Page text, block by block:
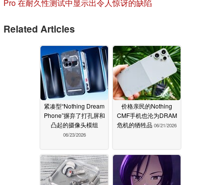
Pro 在耐久性测试中显示出令人惊讶的缺陷
Related Articles
紧凑型“Nothing Dream
Phone”摒弃了打孔屏和
凸起的摄像头模组
06/23/2026
价格亲民的Nothing
CMF手机也沦为DRAM
危机的牺牲品 06/21/2026